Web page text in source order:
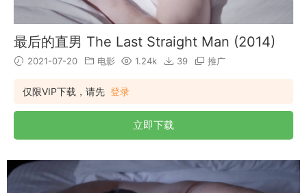
最后的直男 The Last Straight Man (2014)
2021-07-20 电影 1.24k 39 推广
仅限VIP下载，请先 登录
立即下载